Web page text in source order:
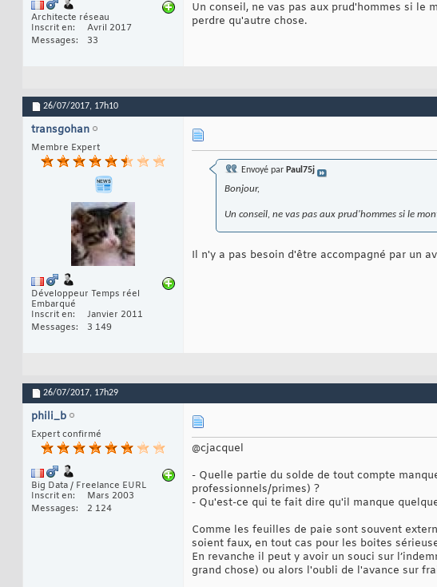
Architecte réseau
Inscrit en
Avril 2017
Messages
33
Un conseil, ne vas pas aux prud'hommes si le
perdre qu'autre chose.
26/07/2017, 17h10
transgohan
Membre Expert
Développeur Temps réel
Embarqué
Inscrit en
Janvier 2011
Messages
3 149
Envoyé par Paul75j
Bonjour,
Un conseil, ne vas pas aux prud'hommes si le
Il n'y a pas besoin d'être accompagné par un
26/07/2017, 17h29
phili_b
Expert confirmé
Big Data / Freelance EURL
Inscrit en
Mars 2003
Messages
2 124
@cjacquel
- Quelle partie du solde de tout compte
professionnels/primes) ?
- Qu'est-ce qui te fait dire qu'il manque
Comme les feuilles de paie sont souvent
soient faux, en tout cas pour les boites
En revanche il peut y avoir un souci sur
grand chose) ou alors l'oubli de l'avance sur